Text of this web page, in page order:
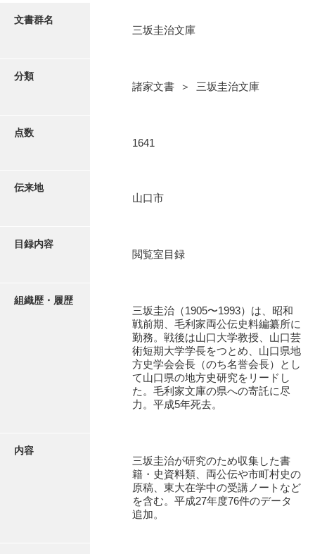
荒瀬家文書（防府市）
阿武家文書（山口市）
阿武家文書（美祢市）
阿武家文書(美祢市２)
飯田家文書（福岡県）
近代刊行写真帳類
更新履歴
文書群名
三坂圭治文庫
分類
諸家文書 ＞ 三坂圭治文庫
点数
1641
伝来地
山口市
目録内容
閲覧室目録
組織歴・履歴
三坂圭治（1905〜1993）は、昭和
戦前期、毛利家両公伝史料編纂所に
勤務。戦後は山口大学教授、山口芸
術短期大学学長をつとめ、山口県地
方史学会会長（のち名誉会長）とし
て山口県の地方史研究をリードし
た。毛利家文庫の県への寄託に尽
力。平成5年死去。
内容
三坂圭治が研究のため収集した書
籍・史資料類、両公伝や市町村史の
原稿、東大在学中の受講ノートなど
を含む。平成27年度76件のデータ
追加。